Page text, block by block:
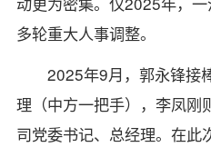
多轮重大人事调整。
2025年9月，郭永锋接
理（中方一把手），李凤刚
司党委书记、总经理。在此